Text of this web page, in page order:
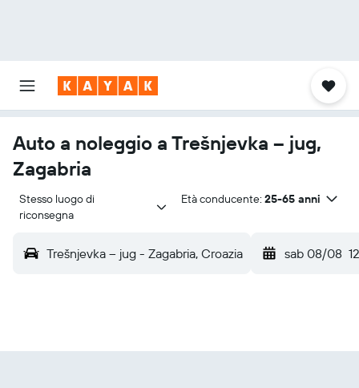
Auto a noleggio a Trešnjevka – jug,
Zagabria
Stesso luogo di
riconsegna
Età conducente: 25-65 anni
Trešnjevka – jug - Zagabria, Croazia sab 08/08